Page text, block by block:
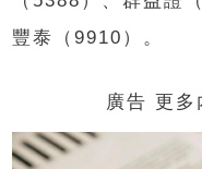
豐泰（9910）。
廣告 更多